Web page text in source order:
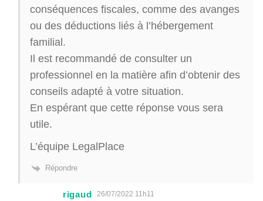
conséquences fiscales, comme des avanges
ou des déductions liés à l’hébergement
familial.
Il est recommandé de consulter un
professionnel en la matière afin d’obtenir des
conseils adapté à votre situation.
En espérant que cette réponse vous sera
utile.
L’équipe LegalPlace
Répondre
rigaud 26/07/2022 11h11